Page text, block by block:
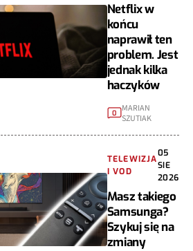
Netflix w
końcu
naprawił ten
problem. Jest
jednak kilka
haczyków
0
MARIAN
SZUTIAK
TELEWIZJA
I VOD
05
SIE
2026
Masz takiego
Samsunga?
Szykuj się na
zmiany